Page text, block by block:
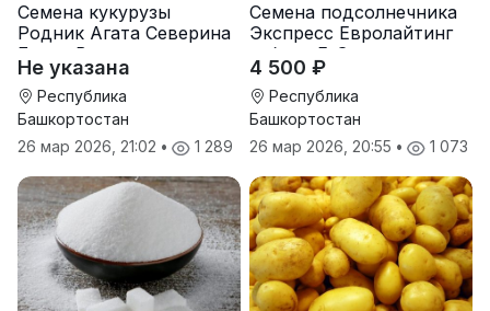
Семена кукурузы
Родник Агата Северина
Берта Вилора
Прохладненский Дарина
Росс Машук Катерина
Не указана
Республика
Башкортостан
26 мар 2026, 21:02 • 1 289
Семена подсолнечника
Экспресс Евролайтинг
гибрид F-G+
4 500 ₽
Республика
Башкортостан
26 мар 2026, 20:55 • 1 073